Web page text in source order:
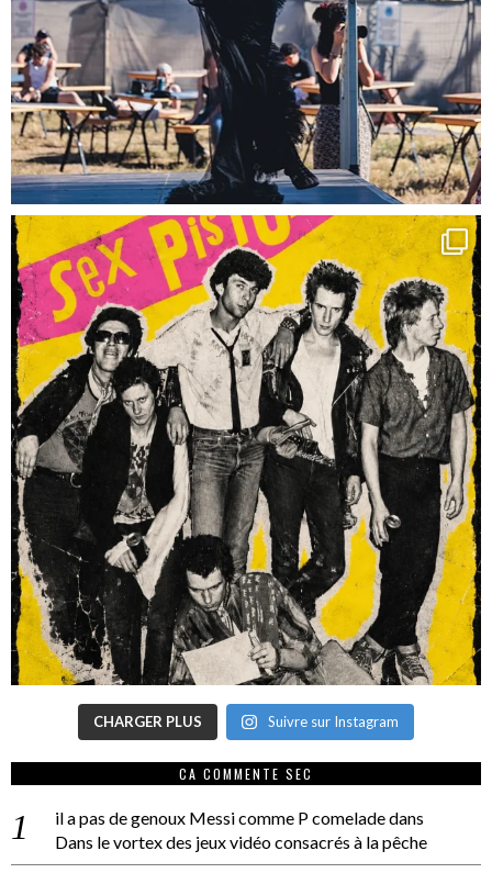
CHARGER PLUS Suivre sur Instagram
CA COMMENTE SEC
il a pas de genoux Messi comme P comeladedans
Dans le vortex des jeux vidéo consacrés à la pêche